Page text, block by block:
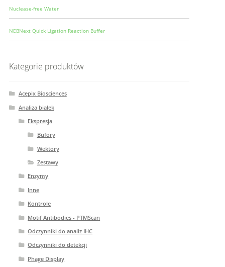
Nuclease-free Water
NEBNext Quick Ligation Reaction Buffer
Kategorie produktów
Acepix Biosciences
Analiza białek
Ekspresja
Bufory
Wektory
Zestawy
Enzymy
Inne
Kontrole
Motif Antibodies - PTMScan
Odczynniki do analiz IHC
Odczynniki do detekcji
Phage Display